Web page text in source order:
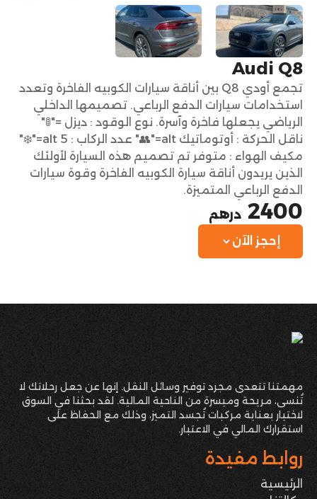
Audi Q8
تجمع أودي Q8 بين أناقة سيارات الكوبيه الفاخرة وتعدد
استخدامات سيارات الدفع الرباعي. تصميمها الداخلي
الرياضي يجعلها فاخرة وآسرة. نوع الوقود : ديزل ="🚦"
ناقل الحركة : أوتوماتيك alt="👥" عدد الركاب : 5 alt="❄️"
مكيف الهواء : متوفر تم تصميم هذه السيارة لأولئك
الذين يريدون أناقة سيارة الكوبيه الفاخرة وقوة سيارات
الدفع الرباعي المتميزة.
2400 درهم
إحجز الآن
مهمتنا تتعدى مجرد توفير وسائل النقل. إنها عن جعل رحلاتك لا
تُنسى، مريحة وميسرة من الناحية المالية. لقد بحثنا في السوق
لاختيار بعناية مركبات تُجسد التميز، وذلك مع الحفاظ على
استقرارك المالي في الاعتبار.
روابط مفيدة
الرئيسية